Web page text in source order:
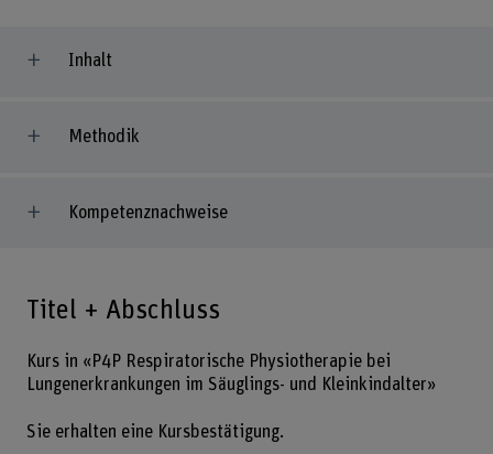
Inhalt
Methodik
Kompetenznachweise
Titel + Abschluss
Kurs in «P4P Respiratorische Physiotherapie bei
Lungenerkrankungen im Säuglings- und Kleinkindalter»
Sie erhalten eine Kursbestätigung.